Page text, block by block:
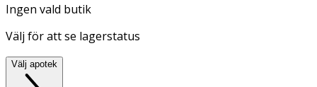
Ingen vald butik
Välj för att se lagerstatus
Välj apotek